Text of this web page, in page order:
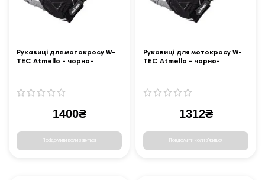
Рукавиці для мотокросу W-
TEC Atmello - чорно-
1400₴
Повідомити коли з'явиться
Рукавиці для мотокросу W-
TEC Atmello - чорно-
1312₴
Повідомити коли з'явиться